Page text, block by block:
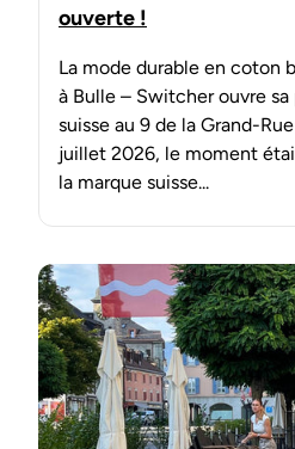
ouverte !
La mode durable en coton
à Bulle – Switcher ouvre
suisse au 9 de la Grand-
juillet 2026, le moment
la marque suisse...